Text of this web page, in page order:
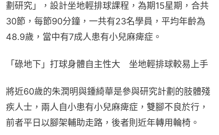
劃研究」，設計坐地輕排球課程，為期15星期，合共
30節，每節90分鐘，一共有23名學員，平均年齡為
48.9歲，當中有7成人患有小兒麻痺症。
「碌地下」打球身體自主性大　坐地輕排球較易上手
將近60歲的朱潤明與鍾綺華是參與研究計劃的肢體殘
疾人士，兩人自小患有小兒麻痺症，雙腳不良於行，
前者平日以腳架輔助走路，後者則近年轉用輪椅。